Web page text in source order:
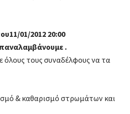
01/2012 20:00
.
όλους τους συναδέλφους να τα
& καθαρισμό στρωμάτων και